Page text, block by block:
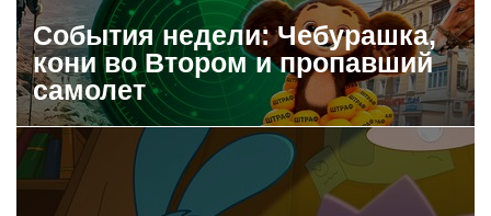
События недели: Чебурашка,
кони во Втором и пропавший
самолет